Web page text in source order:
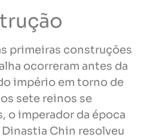
primeiras construções
ocorreram antes da
império em torno de
os sete reinos se
o imperador da época
Chin resolveu